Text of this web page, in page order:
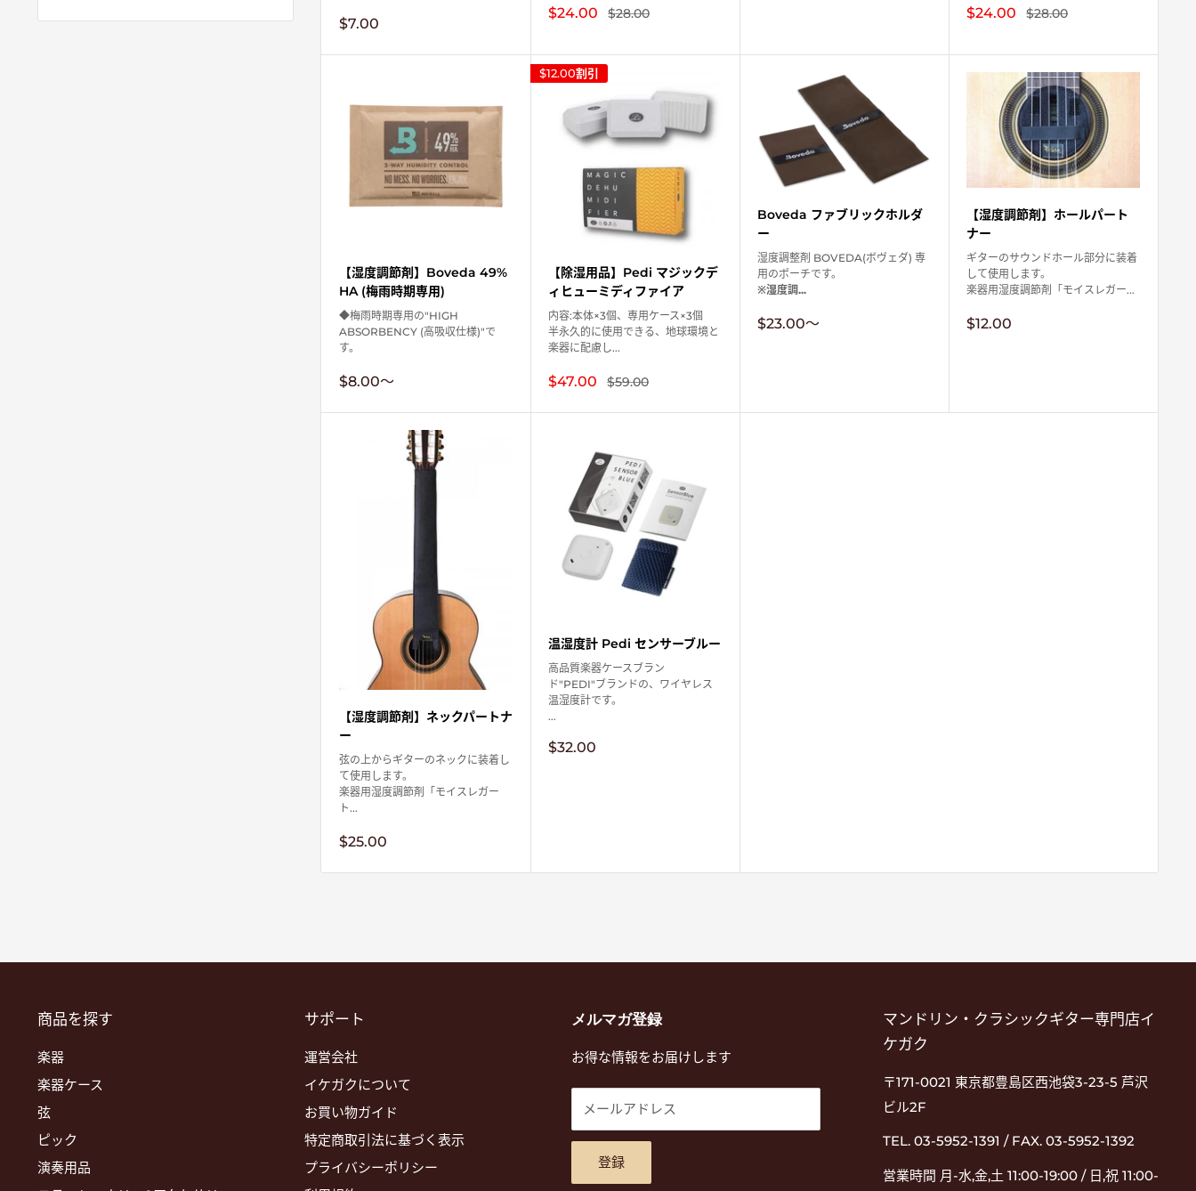
販
価
$7.00
販
格
$24.00 通
常
$28.00
販
格
$24.00 通
常
$28.00
【湿度調節剤】Boveda 49%
HA (梅雨時期専用)
◆梅雨時期専用の"HIGH
ABSORBENCY (高吸収仕様)"で
す。
販
価
$8.00〜
$12.00割引
【除湿用品】Pedi マジックデ
ィヒューミディファイア
内容:本体×3個、専用ケース×3個
半永久的に使用できる、地球環境と
楽器に配慮し...
販
価
$47.00 通
常
格
$59.00
Boveda ファブリックホルダ
ー
湿度調整剤 BOVEDA(ボヴェダ) 専
用のポーチです。
※湿度調...
販
$23.00〜
【湿度調節剤】ホールパート
ナー
ギターのサウンドホール部分に装着
して使用します。
楽器用湿度調節剤「モイスレガー...
販
$12.00
【湿度調節剤】ネックパートナ
ー
弦の上からギターのネックに装着し
て使用します。
楽器用湿度調節剤「モイスレガー
ト...
販
価
$25.00
温湿度計 Pedi センサーブルー
高品質楽器ケースブラン
ド"PEDI"ブランドの、ワイヤレス
温湿度計です。
...
販
$32.00
商品を探す
楽器
楽器ケース
弦
ピック
演奏用品
サポート
運営会社
イケガクについて
お買い物ガイド
特定商取引法に基づく表示
プライバシーポリシー
メルマガ登録
お得な情報をお届けします
メールアドレス
登録
マンドリン・クラシックギター専門店イ
ケガク
〒171-0021 東京都豊島区西池袋3-23-5 芦沢
ビル2F
TEL. 03-5952-1391 / FAX. 03-5952-1392
営業時間 月-水,金,土 11:00-19:00 / 日,祝 11:00-